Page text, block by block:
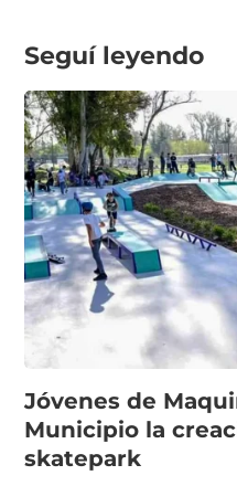
Seguí leyendo
Jóvenes de
Municipio la
skatepark